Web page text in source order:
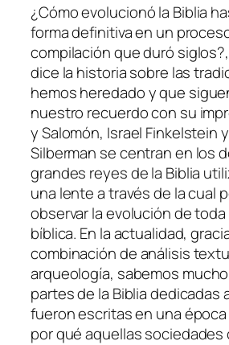
¿Cómo evolucionó la Biblia
forma definitiva en un
compilación que duró
dice la historia sobre las
hemos heredado y que
nuestro recuerdo con su
y Salomón, Israel Finkelstein
Silberman se centran en los
grandes reyes de la Biblia
una lente a través de la cual
observar la evolución de
bíblica. En la actualidad,
combinación de análisis
arqueología, sabemos
partes de la Biblia dedicadas
fueron escritas en una
por qué aquellas